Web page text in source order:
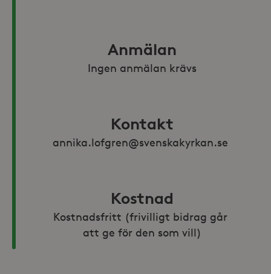
Anmälan
Ingen anmälan krävs
Kontakt
annika.lofgren@svenskakyrkan.se
Kostnad
Kostnadsfritt (frivilligt bidrag går
att ge för den som vill)